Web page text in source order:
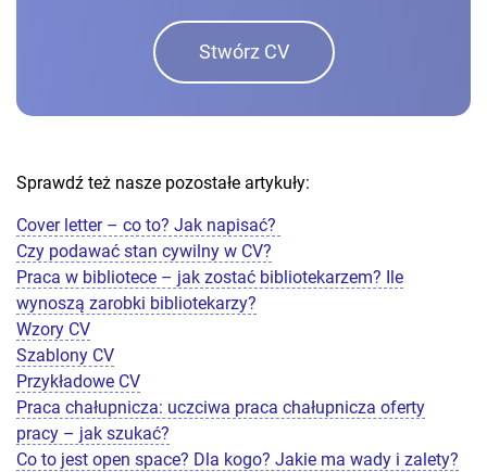
Stwórz CV
Sprawdź też nasze pozostałe artykuły:
Cover letter – co to? Jak napisać?
Czy podawać stan cywilny w CV?
Praca w bibliotece – jak zostać bibliotekarzem? Ile
wynoszą zarobki bibliotekarzy?
Wzory CV
Szablony CV
Przykładowe CV
Praca chałupnicza: uczciwa praca chałupnicza oferty
pracy – jak szukać?
Co to jest open space? Dla kogo? Jakie ma wady i zalety?